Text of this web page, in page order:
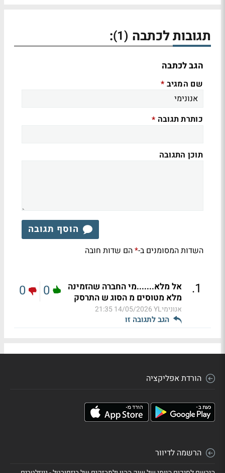
תגובות לכתבה (1)
:
הגב לכתבה
שם המגיב *
כותרת תגובה *
תוכן התגובה
הוסף תגובה
השדות המסומנים ב-*הם שדות חובה
1
.
אל מלא.......מי החברה שהזמינה
מלא מטוסים מ הסוג ש התרסק
אנונימיYL 14/05/2026 21:35
הגב לתגובה זו
0
0
הורדת אפליקציה
הרשמה לדיוור